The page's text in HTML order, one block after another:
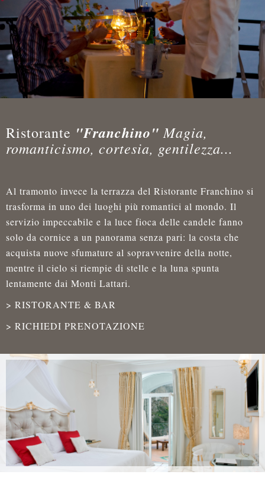
Ristorante "Franchino" Magia,
romanticismo, cortesia, gentilezza...
Al tramonto invece la terrazza del Ristorante Franchino si
trasforma in uno dei luoghi più romantici al mondo. Il
servizio impeccabile e la luce fioca delle candele fanno
solo da cornice a un panorama senza pari: la costa che
acquista nuove sfumature al sopravvenire della notte,
mentre il cielo si riempie di stelle e la luna spunta
lentamente dai Monti Lattari.
> RISTORANTE & BAR
> RICHIEDI PRENOTAZIONE